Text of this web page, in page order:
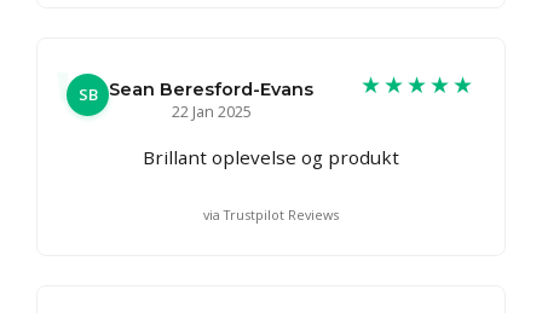
SB Sean Beresford-Evans
22 Jan 2025
★★★★★
Brillant oplevelse og produkt
via Trustpilot Reviews